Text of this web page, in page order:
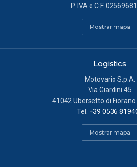
P. IVA e C.F.
Mostrar mapa
Logistics
Motovario S.p.A.
Via Giardini 45
41042 Ubersetto di Fiorano
Tel. +39 0536
Mostrar mapa